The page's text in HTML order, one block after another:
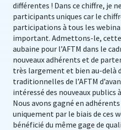
différentes ! Dans ce chiffre, je
participants uniques car le
participations à tous les
important. Admettons-le, cette
aubaine pour l’AFTM dans le
nouveaux adhérents et de
très largement et bien au-delà
traditionnelles de l’AFTM
intéressé des nouveaux publics
Nous avons gagné en
uniquement par le biais de ces
bénéficié du même gage de